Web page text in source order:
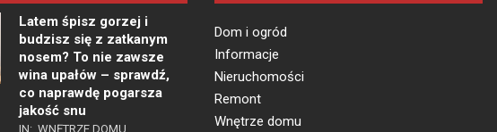
Latem śpisz gorzej i
budzisz się z zatkanym
nosem? To nie zawsze
wina upałów – sprawdź,
co naprawdę pogarsza
jakość snu
IN: WNĘTRZE DOMU
Dom i ogród
Informacje
Nieruchomości
Remont
Wnętrze domu